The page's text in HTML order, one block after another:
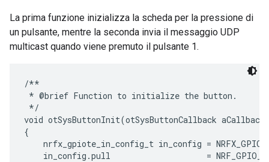
La prima funzione inizializza la scheda per la pressione di
un pulsante, mentre la seconda invia il messaggio UDP
multicast quando viene premuto il pulsante 1.
/**
* @brief Function to initialize the button.
*/
void otSysButtonInit(otSysButtonCallback
{
nrfx_gpiote_in_config_t in_config =
in_config.pull                    =